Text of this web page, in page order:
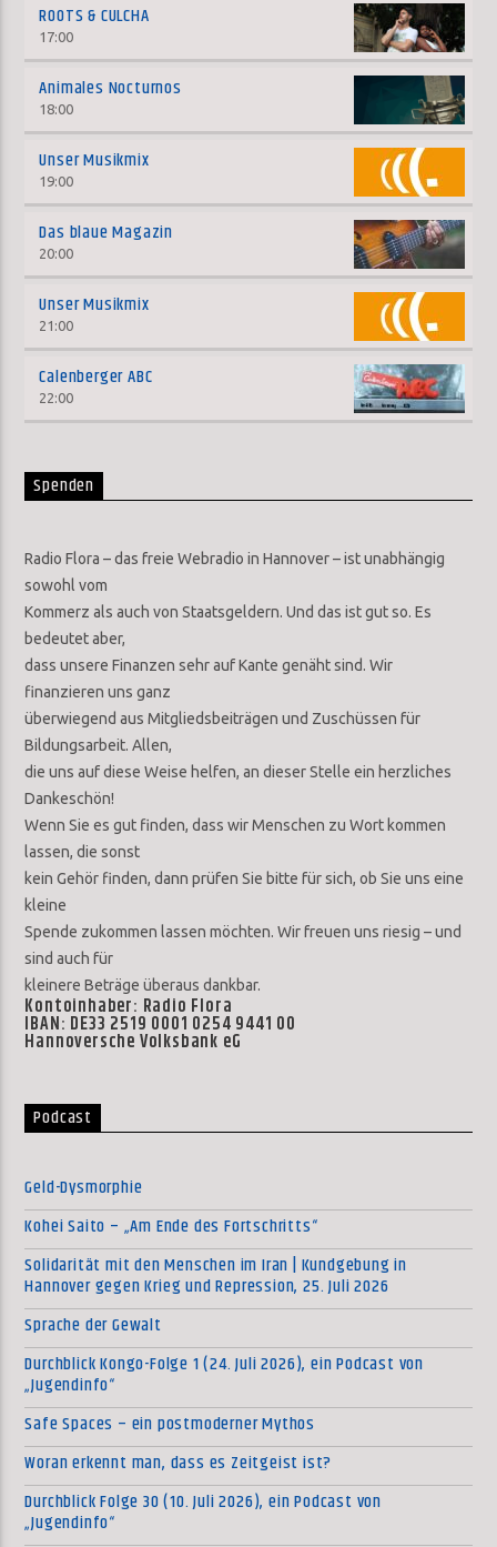
ROOTS & CULCHA
17:00
Animales Nocturnos
18:00
Unser Musikmix
19:00
Das blaue Magazin
20:00
Unser Musikmix
21:00
Calenberger ABC
22:00
Spenden
Radio Flora – das freie Webradio in Hannover – ist unabhängig
sowohl vom
Kommerz als auch von Staatsgeldern. Und das ist gut so. Es
bedeutet aber,
dass unsere Finanzen sehr auf Kante genäht sind. Wir
finanzieren uns ganz
überwiegend aus Mitgliedsbeiträgen und Zuschüssen für
Bildungsarbeit. Allen,
die uns auf diese Weise helfen, an dieser Stelle ein herzliches
Dankeschön!
Wenn Sie es gut finden, dass wir Menschen zu Wort kommen
lassen, die sonst
kein Gehör finden, dann prüfen Sie bitte für sich, ob Sie uns eine
kleine
Spende zukommen lassen möchten. Wir freuen uns riesig – und
sind auch für
kleinere Beträge überaus dankbar.
Kontoinhaber: Radio Flora
IBAN: DE33 2519 0001 0254 9441 00
Hannoversche Volksbank eG
Podcast
Geld-Dysmorphie
Kohei Saito – „Am Ende des Fortschritts“
Solidarität mit den Menschen im Iran | Kundgebung in
Hannover gegen Krieg und Repression, 25. Juli 2026
Sprache der Gewalt
Durchblick Kongo-Folge 1 (24. Juli 2026), ein Podcast von
„Jugendinfo“
Safe Spaces – ein postmoderner Mythos
Woran erkennt man, dass es Zeitgeist ist?
Durchblick Folge 30 (10. Juli 2026), ein Podcast von
„Jugendinfo“